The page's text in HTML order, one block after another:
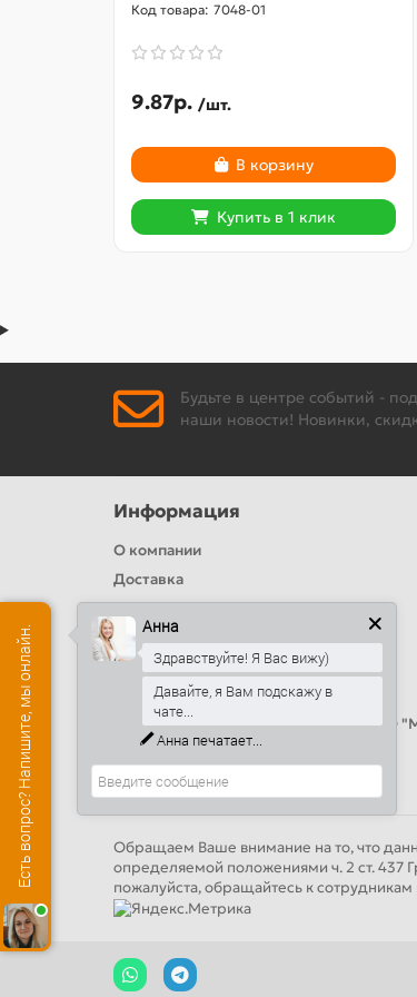
7048-01
9.87р. /шт.
В корзину
Купить в 1 клик
Будьте в центре событий -
наши новости! Новинки,
Информация
О компании
Доставка
Политика безопасности
Условия соглашения
Цвета RAL
Оплата
Калькулятор сэндвич панелей от ООО
Обращаем Ваше внимание на то, что
определяемой положениями ч. 2 ст. 437
пожалуйста, обращайтесь к
Есть вопрос? Напишите, мы онлайн. Анна
Здравствуйте! Я Вас вижу)
Давайте, я Вам подскажу в
чате...
Анна печатает...